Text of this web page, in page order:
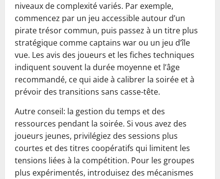
niveaux de complexité variés. Par exemple,
commencez par un jeu accessible autour d’un
pirate trésor commun, puis passez à un titre plus
stratégique comme captains war ou un jeu d’île
vue. Les avis des joueurs et les fiches techniques
indiquent souvent la durée moyenne et l’âge
recommandé, ce qui aide à calibrer la soirée et à
prévoir des transitions sans casse-tête.
Autre conseil: la gestion du temps et des
ressources pendant la soirée. Si vous avez des
joueurs jeunes, privilégiez des sessions plus
courtes et des titres coopératifs qui limitent les
tensions liées à la compétition. Pour les groupes
plus expérimentés, introduisez des mécanismes